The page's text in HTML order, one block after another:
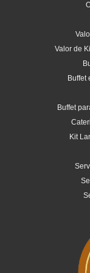
Valor de
Buffet
Buffet
Kit